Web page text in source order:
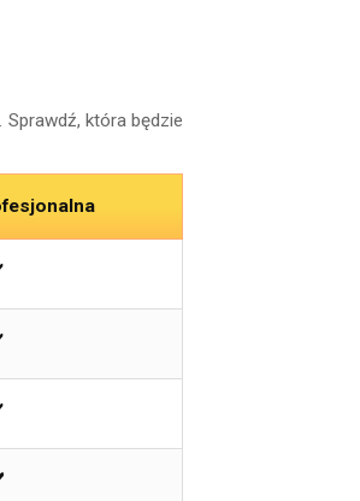
która będzie